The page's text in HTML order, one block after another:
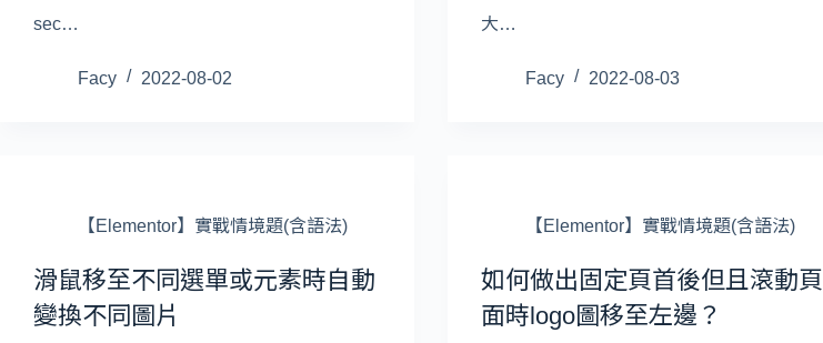
sec…
Facy 2022-08-02
大…
Facy 2022-08-03
【Elementor】實戰情境題(含語法)
滑鼠移至不同選單或元素時自動
變換不同圖片
【Elementor】實戰情境題(含語法)
如何做出固定頁首後但且滾動頁
面時logo圖移至左邊？